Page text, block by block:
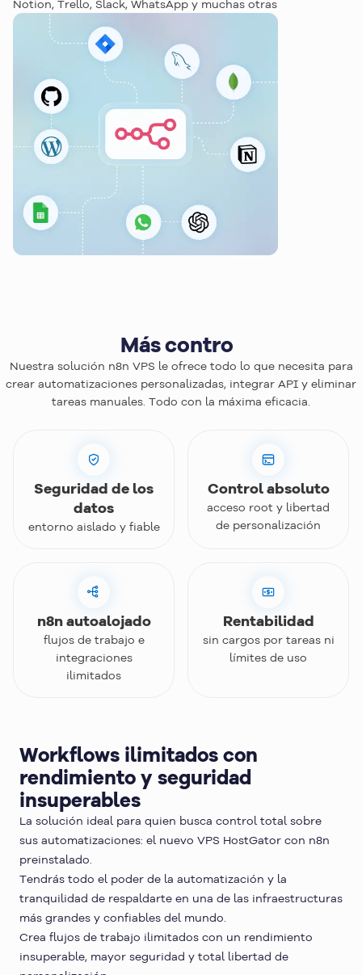
Notion, Trello, Slack, WhatsApp y muchas otras
Más control
Nuestra solución n8n VPS le ofrece todo lo que necesita para
crear automatizaciones personalizadas, integrar API y eliminar
tareas manuales. Todo con la máxima eficacia.
Seguridad de los
datos
entorno aislado y fiable
Control absoluto
acceso root y libertad
de personalización
n8n autoalojado
flujos de trabajo e
integraciones
ilimitados
Rentabilidad
sin cargos por tareas ni
límites de uso
Workflows ilimitados con
rendimiento y seguridad
insuperables
La solución ideal para quien busca control total sobre
sus automatizaciones: el nuevo VPS HostGator con n8n
preinstalado.
Tendrás todo el poder de la automatización y la
tranquilidad de respaldarte en una de las infraestructuras
más grandes y confiables del mundo.
Crea flujos de trabajo ilimitados con un rendimiento
insuperable, mayor seguridad y total libertad de